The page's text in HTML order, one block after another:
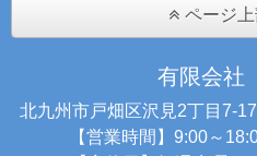
ページ
有限会
北九州市戸畑区沢見2丁目7-
【営業時間】9:00～